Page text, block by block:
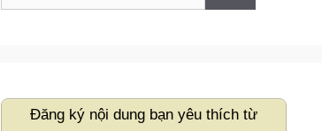
Đăng ký nội dung bạn yêu thích từ